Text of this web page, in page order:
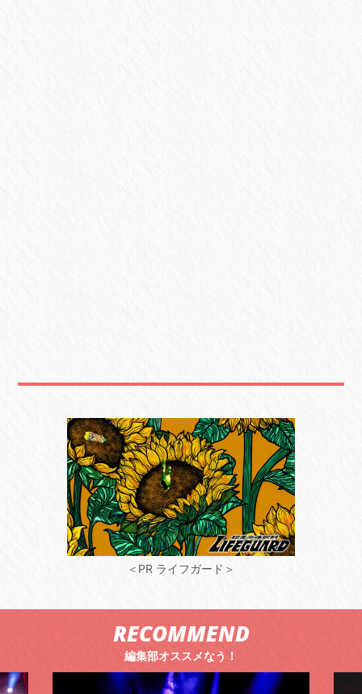
＜PR ライフガード＞
RECOMMEND
編集部オススメなう！